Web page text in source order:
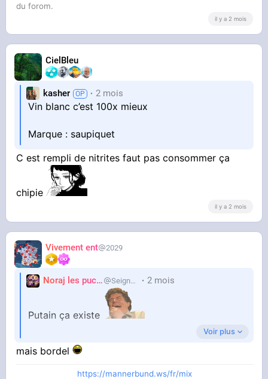
du forom.
il y a 2 mois
CielBleu
kasher 2 mois
Vin blanc c’est 100x mieux
Marque : saupiquet
C est rempli de nitrites faut pas consommer ça
chipie
il y a 2 mois
Vivement ent 2029
Noraj les pucix SeigneurCooler 2 mois
Putain ça existe
Voir plus
mais bordel
https://mannerbund.ws/fr/mix